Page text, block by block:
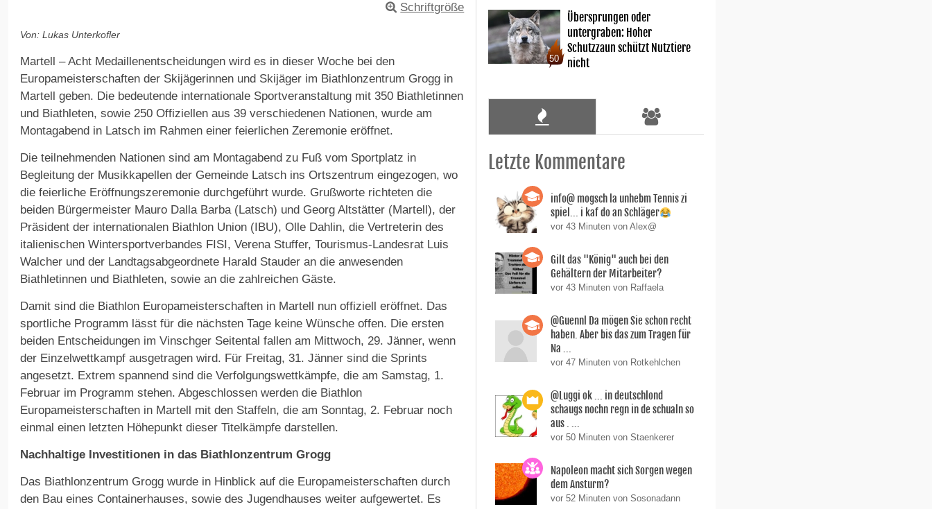
Schriftgröße
Von: Lukas Unterkofler
Martell – Acht Medaillenentscheidungen wird es in dieser Woche bei den
Europameisterschaften der Skijägerinnen und Skijäger im Biathlonzentrum Grogg in
Martell geben. Die bedeutende internationale Sportveranstaltung mit 350 Biathletinnen
und Biathleten, sowie 250 Offiziellen aus 39 verschiedenen Nationen, wurde am
Montagabend in Latsch im Rahmen einer feierlichen Zeremonie eröffnet.
Die teilnehmenden Nationen sind am Montagabend zu Fuß vom Sportplatz in
Begleitung der Musikkapellen der Gemeinde Latsch ins Ortszentrum eingezogen, wo
die feierliche Eröffnungszeremonie durchgeführt wurde. Grußworte richteten die
beiden Bürgermeister Mauro Dalla Barba (Latsch) und Georg Altstätter (Martell), der
Präsident der internationalen Biathlon Union (IBU), Olle Dahlin, die Vertreterin des
italienischen Wintersportverbandes FISI, Verena Stuffer, Tourismus-Landesrat Luis
Walcher und der Landtagsabgeordnete Harald Stauder an die anwesenden
Biathletinnen und Biathleten, sowie an die zahlreichen Gäste.
Damit sind die Biathlon Europameisterschaften in Martell nun offiziell eröffnet. Das
sportliche Programm lässt für die nächsten Tage keine Wünsche offen. Die ersten
beiden Entscheidungen im Vinschger Seitental fallen am Mittwoch, 29. Jänner, wenn
der Einzelwettkampf ausgetragen wird. Für Freitag, 31. Jänner sind die Sprints
angesetzt. Extrem spannend sind die Verfolgungswettkämpfe, die am Samstag, 1.
Februar im Programm stehen. Abgeschlossen werden die Biathlon
Europameisterschaften in Martell mit den Staffeln, die am Sonntag, 2. Februar noch
einmal einen letzten Höhepunkt dieser Titelkämpfe darstellen.
Nachhaltige Investitionen in das Biathlonzentrum Grogg
Das Biathlonzentrum Grogg wurde in Hinblick auf die Europameisterschaften durch
den Bau eines Containerhauses, sowie des Jugendhauses weiter aufgewertet. Es
50
Übersprungen oder
untergraben: Hoher
Schutzzaun schützt Nutztiere
nicht
Letzte Kommentare
info@ mogsch la unhebm Tennis zi
spiel... i kaf do an Schläger
vor 43 Minuten von Alex@
Gilt das "König" auch bei den
Gehältern der Mitarbeiter?
vor 43 Minuten von Raffaela
@Guennl Da mögen Sie schon recht
haben. Aber bis das zum Tragen für
Na ...
vor 47 Minuten von Rotkehlchen
@Luggi ok ... in deutschlond
schaugs nochn regn in de schualn so
aus . ...
vor 50 Minuten von Staenkerer
Napoleon macht sich Sorgen wegen
dem Ansturm?
vor 52 Minuten von Sosonadann